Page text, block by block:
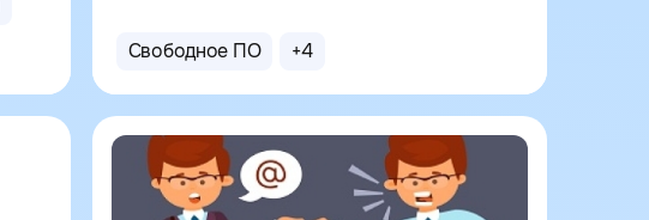
Свободное ПО +4